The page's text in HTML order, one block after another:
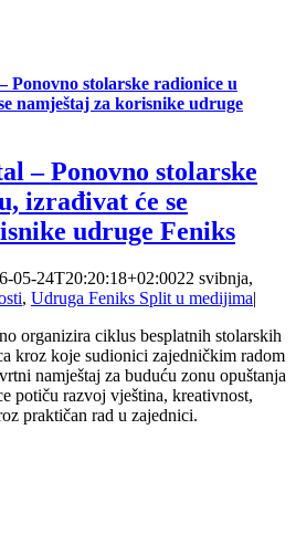
Ponovno stolarske radionice u
namještaj za korisnike udruge
– Ponovno stolarske
izrađivat će se
udruge Feniks
05-24T20:20:18+02:0022 svibnja,
, Udruga Feniks Split u medijima|
organizira ciklus besplatnih stolarskih
kroz koje sudionici zajedničkim radom
namještaj za buduću zonu opuštanja
potiču razvoj vještina, kreativnost,
praktičan rad u zajednici.